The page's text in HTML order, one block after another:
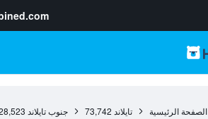
الصفحة الرئيسية تايلاند 73,742 جنوب تايلاند